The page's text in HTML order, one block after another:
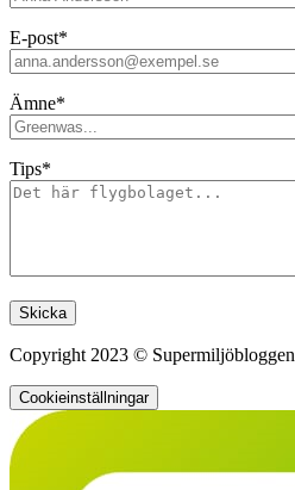
E-post*
Ämne*
Tips*
Lämna detta fält tomt.
Copyright 2023 © Supermiljöbloggen
Cookieinställningar